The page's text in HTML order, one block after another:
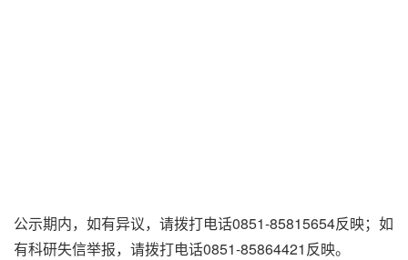
公示期内，如有异议，请拨打电话0851-85815654反映；如
有科研失信举报，请拨打电话0851-85864421反映。